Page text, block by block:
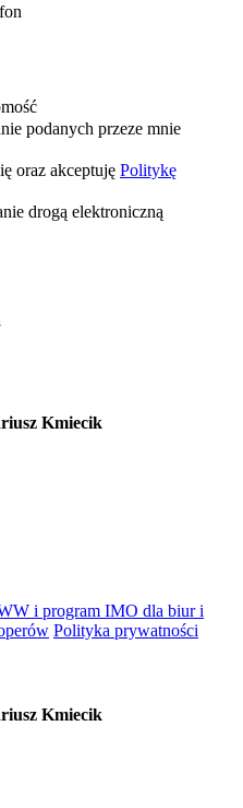
podanych przeze mnie
oraz akceptuję Politykę
drogą elektroniczną
Kmiecik
i program IMO dla biur i
Polityka prywatności
Kmiecik